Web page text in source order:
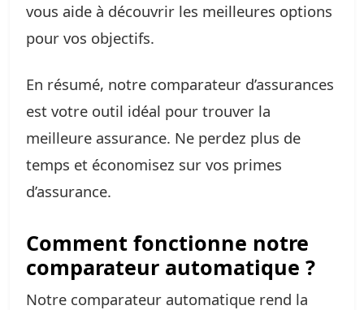
vous aide à découvrir les meilleures options
pour vos objectifs.
En résumé, notre comparateur d’assurances
est votre outil idéal pour trouver la
meilleure assurance. Ne perdez plus de
temps et économisez sur vos primes
d’assurance.
Comment fonctionne notre
comparateur automatique ?
Notre comparateur automatique rend la